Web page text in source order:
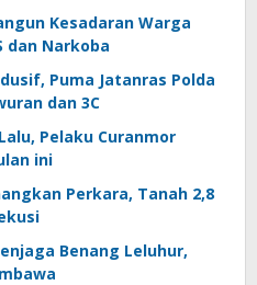
Kesadaran Warga
dan Narkoba
Puma Jatanras Polda
dan 3C
Pelaku Curanmor
ini
Perkara, Tanah 2,8
Benang Leluhur,